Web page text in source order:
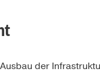
der